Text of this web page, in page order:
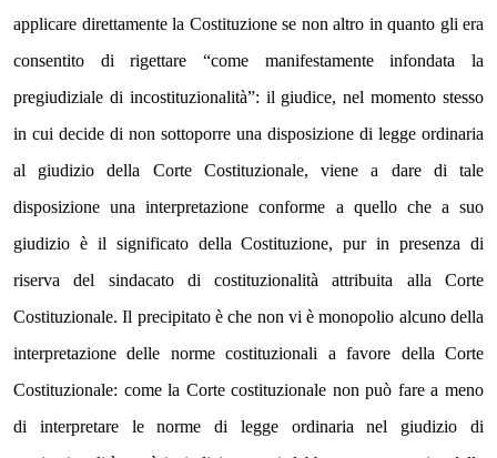
applicare direttamente la Costituzione se non altro in quanto gli era
consentito di rigettare “come manifestamente infondata la
pregiudiziale di incostituzionalità”: il giudice, nel momento stesso
in cui decide di non sottoporre una disposizione di legge ordinaria
al giudizio della Corte Costituzionale, viene a dare di tale
disposizione una interpretazione conforme a quello che a suo
giudizio è il significato della Costituzione, pur in presenza di
riserva del sindacato di costituzionalità attribuita alla Corte
Costituzionale. Il precipitato è che non vi è monopolio alcuno della
interpretazione delle norme costituzionali a favore della Corte
Costituzionale: come la Corte costituzionale non può fare a meno
di interpretare le norme di legge ordinaria nel giudizio di